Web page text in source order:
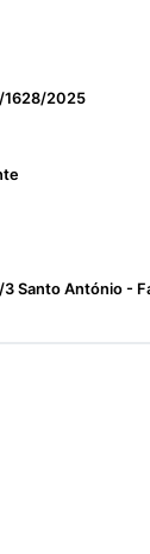
1628/2025
3 Santo António -